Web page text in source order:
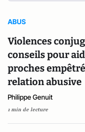
ABUS
Violences
conseils pour
proches
relation abusive
Philippe Genuit
1 min de lecture